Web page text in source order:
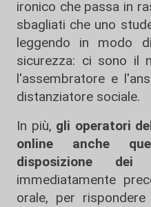
ironico che passa in
sbagliati che uno
leggendo in modo
sicurezza: ci sono il
l'assembratore e
distanziatore sociale.
In più, gli operatori
online anche
disposizione dei
immediatamente
orale, per